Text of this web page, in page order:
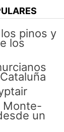
pinos y
los
Monte-
un